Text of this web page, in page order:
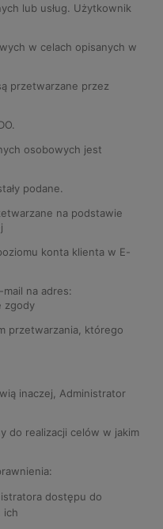
lub usług. Użytkownik
w celach opisanych w
przetwarzane przez
osobowych jest
podane.
na podstawie
konta klienta w E-
mail na adres:
zgody
przetwarzania, którego
inaczej, Administrator
do realizacji celów w jakim
dostępu do
ich